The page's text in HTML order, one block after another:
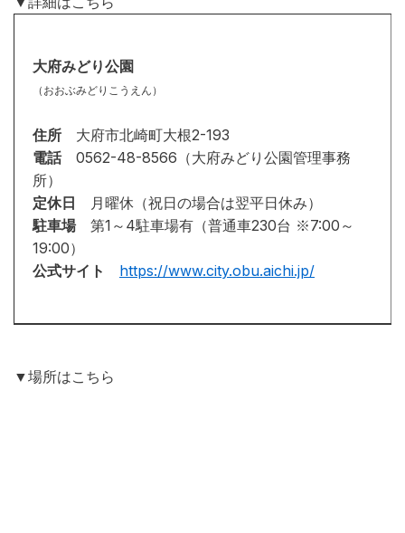
大府みどり公園
（おおぶみどりこうえん）
住所 大府市北崎町大根2-193
電話0562-48-8566（大府みどり公園管理事務
所）
定休日 月曜休（祝日の場合は翌平日休み）
駐車場第1～4駐車場有（普通車230台 ※7:00～
19:00）
公式サイト
https://www.city.obu.aichi.jp/
▼場所はこちら